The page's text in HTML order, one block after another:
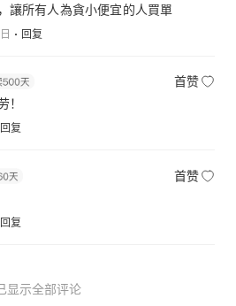
讓所有人為貪小便宜的人買單
回复
首赞
！
回复
首赞
回复
显示全部评论